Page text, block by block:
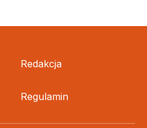
Redakcja
Regulamin